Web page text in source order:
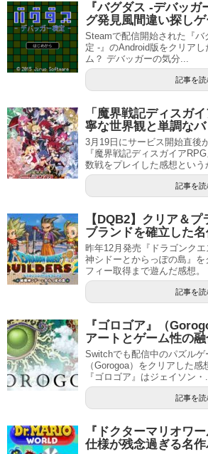
『バグダス -デバッ
グ発見風間違い探し
Steamで配信開始された『バ
定 -』のAndroid版をクリア
ム？ デバッガーの気分...
記事を読
「魔界戦記ディスガ
寧な世界観と単調な
3月19日にサービス開始直後
『魔界戦記ディスガイア
数戦をプレイした感想とい
記事を読
【DQB2】クリア＆
ブランドを確立した
昨年12月発売『ドラゴンク
神シドーとからっぽの島』
フィー取得まで遊んだ感想
記事を読
『ゴロゴア』（
アートとゲーム性の
Switchでも配信中のパズルゲ
（Gorogoa）をクリアした
『ゴロゴア』はジェイソン・
記事を読
『ドクターマリオワ
仕様が残念過ぎる名